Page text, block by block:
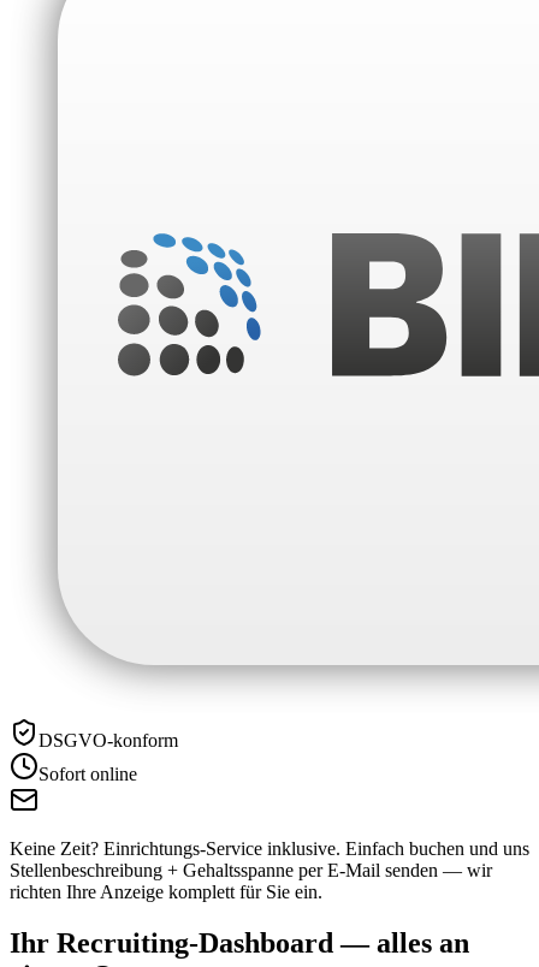
DSGVO-konform
Sofort online
Keine Zeit? Einrichtungs-Service inklusive. Einfach buchen und uns
Stellenbeschreibung + Gehaltsspanne per E-Mail senden — wir
richten Ihre Anzeige komplett für Sie ein.
Ihr Recruiting-Dashboard — alles an